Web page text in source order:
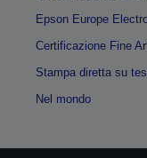
Epson Europe
Certificazione Fine
Stampa diretta su
Nel mondo